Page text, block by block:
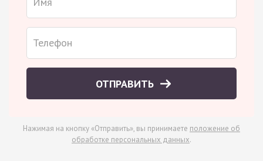
ОТПРАВИТЬ
Нажимая на кнопку «Отправить», вы принимаете положение об
обработке персональных данных.